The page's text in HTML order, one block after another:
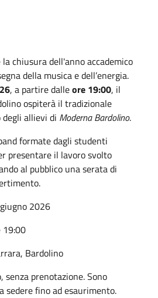
chiusura dell'anno accademico
della musica e dell’energia.
, a partire dalleore 19:00, il
ospiterà il tradizionale
allievi di Moderna Bardolino.
formate dagli studenti
presentare il lavoro svolto
al pubblico una serata di
2026
19:00
Bardolino
senza prenotazione. Sono
sedere fino ad esaurimento.